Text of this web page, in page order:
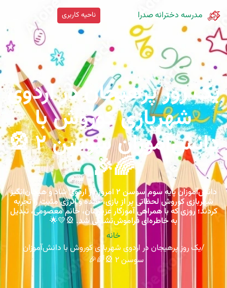
مدرسه دخترانه صدرا ناحیه کاربری
یک روز پرهیجان در اردوی
شهربازی کوروش با
دانش‌آموزان سوسن ۲ 🎡
🌈🎉
دانش‌آموزان پایه سوم سوسن ۲ امروز در اردوی شاد و هیجان‌انگیز
شهربازی کوروش لحظاتی پر از بازی، خنده و انرژی مثبت را تجربه
کردند؛ روزی که با همراهی آموزگار عزیزشان، خانم معصومی، تبدیل
به خاطره‌ای فراموش‌نشدنی شد. 🎡💛🌟
خانه
یک روز پرهیجان در اردوی شهربازی کوروش با دانش‌آموزان
سوسن ۲ 🎡🌈🎉